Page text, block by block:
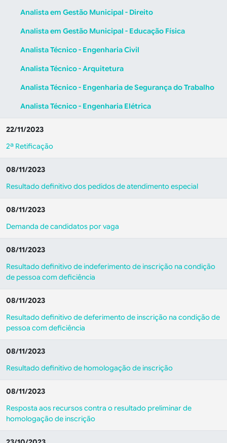
Analista em Gestão Municipal - Direito
Analista em Gestão Municipal - Educação Física
Analista Técnico - Engenharia Civil
Analista Técnico - Arquitetura
Analista Técnico - Engenharia de Segurança do Trabalho
Analista Técnico - Engenharia Elétrica
22/11/2023
2ª Retificação
08/11/2023
Resultado definitivo dos pedidos de atendimento especial
08/11/2023
Demanda de candidatos por vaga
08/11/2023
Resultado definitivo de indeferimento de inscrição na condição
de pessoa com deficiência
08/11/2023
Resultado definitivo de deferimento de inscrição na condição de
pessoa com deficiência
08/11/2023
Resultado definitivo de homologação de inscrição
08/11/2023
Resposta aos recursos contra o resultado preliminar de
homologação de inscrição